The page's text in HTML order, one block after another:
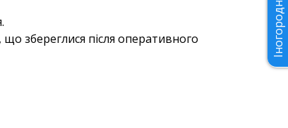
збереглися після оперативного
Іногороднім